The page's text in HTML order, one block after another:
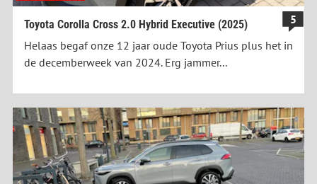
Toyota Corolla Cross 2.0 Hybrid Executive (2025)
5
Helaas begaf onze 12 jaar oude Toyota Prius plus het in
de decemberweek van 2024. Erg jammer...